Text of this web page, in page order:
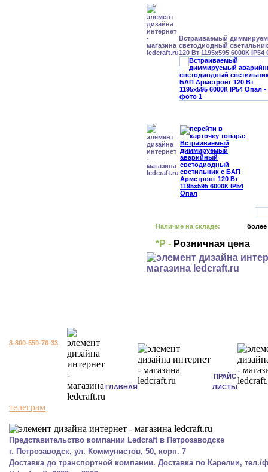
Встраиваемый
светодиодный
120 Вт 1195x595 6000К
Наличие на складе: более
*Р - Розничная цена
8-800-550-76-33
ГЛАВНАЯ
ПРАЙС
ЛИСТЫ
телеграм
Представительство компании Ledcraft в Петрозаводске
г. Петрозаводск, ул. Коммунистов, 50, корп. 7
Доставка до транспортной компании. Доставка по Карелии, тел./